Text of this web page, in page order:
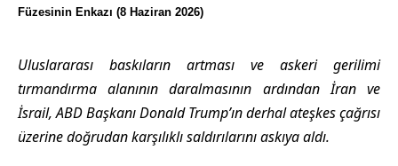
Füzesinin Enkazı (8 Haziran 2026)
Uluslararası baskıların artması ve askeri gerilimi
tırmandırma alanının daralmasının ardından İran ve
İsrail, ABD Başkanı Donald Trump’ın derhal ateşkes çağrısı
üzerine doğrudan karşılıklı saldırılarını askıya aldı.